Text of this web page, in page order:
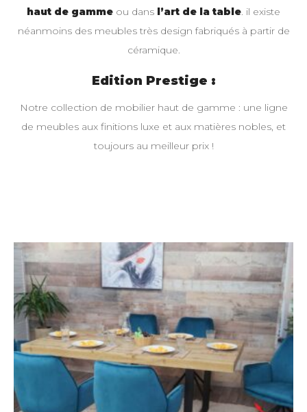
haut de gamme ou dans l’art de la table. il existe
néanmoins des meubles très design fabriqués à partir de
céramique.
Edition Prestige :
Notre collection de mobilier haut de gamme : une ligne
de meubles aux finitions luxe et aux matières nobles, et
toujours au meilleur prix !